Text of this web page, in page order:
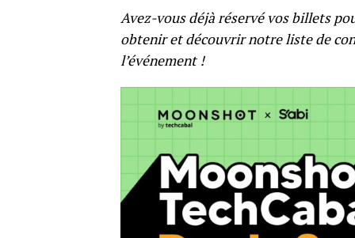
Avez-vous déjà réservé vos billets
obtenir et découvrir notre liste de
l’événement !